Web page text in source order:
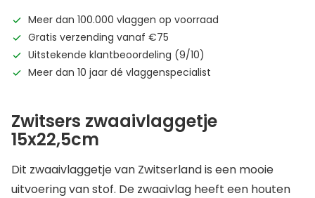
Meer dan 100.000 vlaggen op voorraad
Gratis verzending vanaf €75
Uitstekende klantbeoordeling (9/10)
Meer dan 10 jaar dé vlaggenspecialist
Zwitsers zwaaivlaggetje
15x22,5cm
Dit zwaaivlaggetje van Zwitserland is een mooie
uitvoering van stof. De zwaaivlag heeft een houten